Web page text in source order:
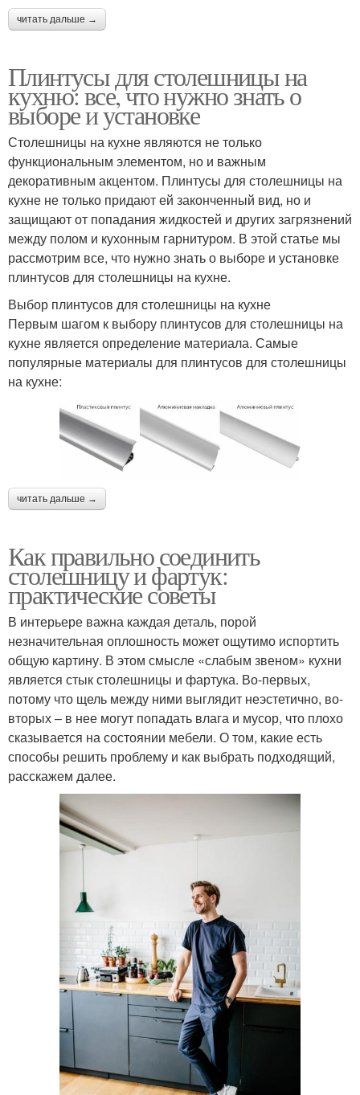
читать дальше →
Плинтусы для столешницы на
кухню: все, что нужно знать о
выборе и установке
Столешницы на кухне являются не только
функциональным элементом, но и важным
декоративным акцентом. Плинтусы для столешницы на
кухне не только придают ей законченный вид, но и
защищают от попадания жидкостей и других загрязнений
между полом и кухонным гарнитуром. В этой статье мы
рассмотрим все, что нужно знать о выборе и установке
плинтусов для столешницы на кухне.
Выбор плинтусов для столешницы на кухне
Первым шагом к выбору плинтусов для столешницы на
кухне является определение материала. Самые
популярные материалы для плинтусов для столешницы
на кухне:
читать дальше →
Как правильно соединить
столешницу и фартук:
практические советы
В интерьере важна каждая деталь, порой
незначительная оплошность может ощутимо испортить
общую картину. В этом смысле «слабым звеном» кухни
является стык столешницы и фартука. Во-первых,
потому что щель между ними выглядит неэстетично, во-
вторых – в нее могут попадать влага и мусор, что плохо
сказывается на состоянии мебели. О том, какие есть
способы решить проблему и как выбрать подходящий,
расскажем далее.